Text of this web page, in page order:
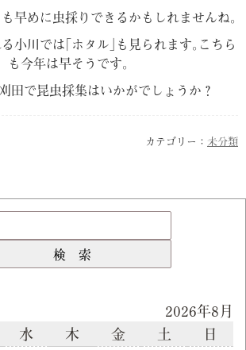
早めに虫採りできるかもしれませんね｡
小川では｢ホタル｣も見られます｡こちら
も今年は早そうです｡
田で昆虫採集はいかがでしょうか？
カテゴリー： 未分類
2026年8月
水 木 金 土
日